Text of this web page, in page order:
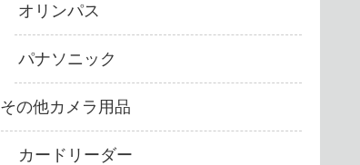
オリンパス
パナソニック
その他カメラ用品
カードリーダー